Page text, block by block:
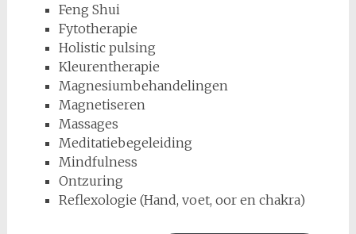
Feng Shui
Fytotherapie
Holistic pulsing
Kleurentherapie
Magnesiumbehandelingen
Magnetiseren
Massages
Meditatiebegeleiding
Mindfulness
Ontzuring
Reflexologie (Hand, voet, oor en chakra)